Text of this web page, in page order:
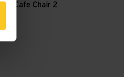
mm Cafe Chair 2